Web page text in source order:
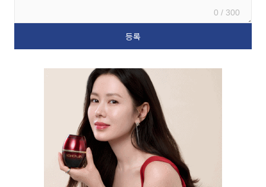
0 / 300